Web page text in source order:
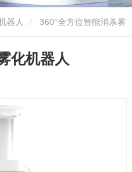
器人
化机器人